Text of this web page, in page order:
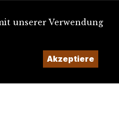
unserer Verwendung
Akzeptiere